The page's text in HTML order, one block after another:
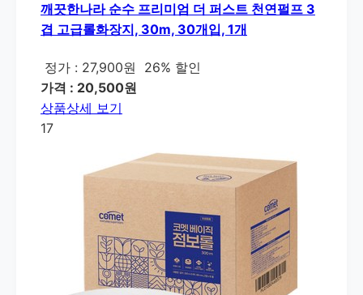
깨끗한나라 순수 프리미엄 더 퍼스트 천연펄프 3
겹 고급롤화장지, 30m, 30개입, 1개
정가 : 27,900원
26% 할인
가격 : 20,500원
상품상세 보기
17